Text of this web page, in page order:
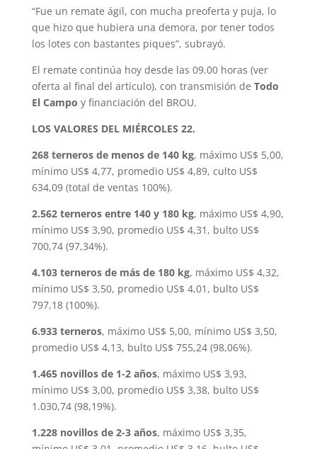
“Fue un remate ágil, con mucha preoferta y puja, lo
que hizo que hubiera una demora, por tener todos
los lotes con bastantes piques”, subrayó.
El remate continúa hoy desde las 09.00 horas (ver
oferta al final del artículo), con transmisión de Todo
El Campo y financiación del BROU.
LOS VALORES DEL MIÉRCOLES 22.
268 terneros de menos de 140 kg, máximo US$ 5,00,
mínimo US$ 4,77, promedio US$ 4,89, culto US$
634,09 (total de ventas 100%).
2.562 terneros entre 140 y 180 kg, máximo US$ 4,90,
mínimo US$ 3,90, promedio US$ 4,31, bulto US$
700,74 (97,34%).
4.103 terneros de más de 180 kg, máximo US$ 4,32,
mínimo US$ 3,50, promedio US$ 4,01, bulto US$
797,18 (100%).
6.933 terneros, máximo US$ 5,00, mínimo US$ 3,50,
promedio US$ 4,13, bulto US$ 755,24 (98,06%).
1.465 novillos de 1-2 años, máximo US$ 3,93,
mínimo US$ 3,00, promedio US$ 3,38, bulto US$
1.030,74 (98,19%).
1.228 novillos de 2-3 años, máximo US$ 3,35,